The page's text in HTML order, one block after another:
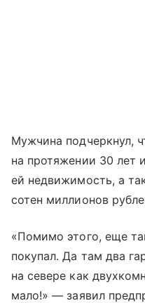
Мужчина подчеркнул,
на протяжении 30 лет
ей недвижимость, а
сотен миллионов
«Помимо этого, еще
покупал. Да там два
на севере как
мало!» — заявил